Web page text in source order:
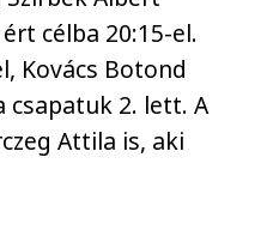
célba 20:15-el.
Kovács Botond
csapatuk 2. lett. A
Attila is, aki